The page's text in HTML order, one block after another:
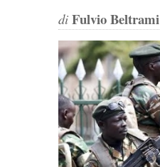
di Fulvio Beltrami